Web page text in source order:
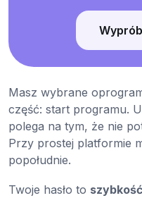
Masz wybrane
część: start programu.
polega na tym, że nie
Przy prostej platformie
popołudnie.
Twoje hasło to